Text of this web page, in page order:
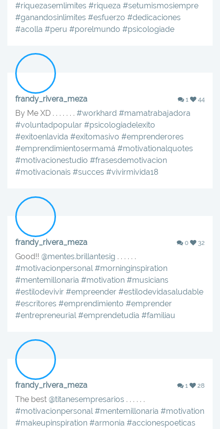
#riquezasemlimites #riqueza #setumismosiempre
#ganandosinlimites #esfuerzo #dedicaciones
#acolla #peru #porelmundo #psicologiade
frandy_rivera_meza 1 44
By Me XD . . . . . . . #workhard #mamatrabajadora
#voluntadpopular #psicologiadelexito
#exitoenlavida #exitomasivo #emprenderores
#emprendimientosermamá #motivationalquotes
#motivacionestudio #frasesdemotivacion
#motivacionais #succes #vivirmivida18
frandy_rivera_meza 0 32
Good!! @mentes.brillantesig . . . . . .
#motivacionpersonal #morninginspiration
#mentemillonaria #motivation #musicians
#estilodevivir #empreender #estilodevidasaludable
#escritores #emprendimiento #emprender
#entrepreneurial #emprendetudia #familiau
frandy_rivera_meza 1 28
The best @titanesempresarios . . . . . .
#motivacionpersonal #mentemillonaria #motivation
#makeupinspiration #armonia #accionespoeticas